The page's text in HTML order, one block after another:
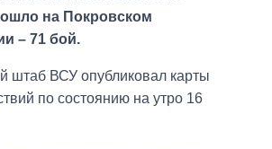
на Покровском
– 71 бой.
штаб ВСУ опубликовал карты
по состоянию на утро 16